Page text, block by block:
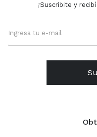
¡Suscribite y